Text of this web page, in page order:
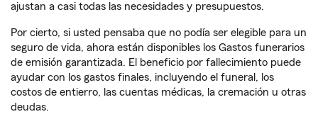
ajustan a casi todas las necesidades y presupuestos.
Por cierto, si usted pensaba que no podía ser elegible para un
seguro de vida, ahora están disponibles los Gastos funerarios
de emisión garantizada. El beneficio por fallecimiento puede
ayudar con los gastos finales, incluyendo el funeral, los
costos de entierro, las cuentas médicas, la cremación u otras
deudas.